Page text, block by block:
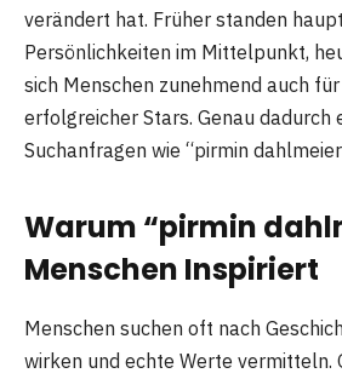
verändert hat. Früher standen
Persönlichkeiten im Mittelpunkt,
sich Menschen zunehmend auch
erfolgreicher Stars. Genau dadurch
Suchanfragen wie “pirmin
Warum “pirmin
Menschen Inspiriert
Menschen suchen oft nach
wirken und echte Werte vermitteln.